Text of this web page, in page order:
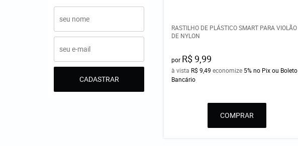
CADASTRAR
RASTILHO DE PLÁSTICO SMART PARA VIOLÃO
DE NYLON
por R$ 9,99
à vista R$ 9,49 economize 5% no Pix ou Boleto
Bancário
COMPRAR